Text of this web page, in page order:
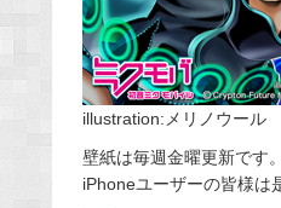
illustration:メリノウール
壁紙は毎週金曜更新です。
iPhoneユーザーの皆様は